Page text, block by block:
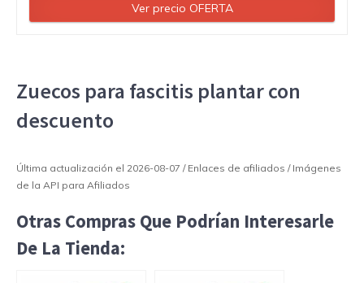
Ver precio OFERTA
Zuecos para fascitis plantar con
descuento
Última actualización el 2026-08-07 / Enlaces de afiliados / Imágenes
de la API para Afiliados
Otras Compras Que Podrían Interesarle
De La Tienda: